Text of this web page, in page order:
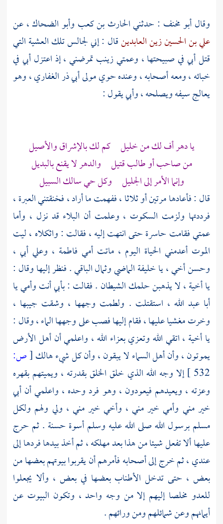
وقالأبو مخنف : حدثنيالحارث بن كعب وأبو الضحاك، عن
علي بن الحسين زين العابدينقال : إني لجالس تلك العشية التي
قتل أبي في صبيحتها ، وعمتيزينبتمرضني ، إذ اعتزل أبي في
خبائه ، ومعه أصحابه ، وعندهحوي مولى أبي ذر الغفاري، وهو
يعالج سيفه ويصلحه ، وأبي يقول :
يا دهر أف لك من خليل كم لك بالإشراق والأصيل
من صاحب أو طالب قتيل والدهر لا يقنع بالبديل
وإنما الأمر إلى الجليل وكل حي سالك السبيل
قال : فأعادها مرتين أو ثلاثا ، ففهمت ما أراد ، فخنقتني العبرة ،
فرددتها ولزمت السكوت ، وعلمت أن البلاء قد نزل ، وأما
عمتي فقامت حاسرة حتى انتهت إليه ، فقالت : واثكلاه ، ليت
الموت أعدمني الحياة اليوم ، ماتت أمي فاطمة ، وعلي أبي ،
وحسنأخي ، يا خليفة الماضي وثمال الباقي . فنظر إليها وقال :
يا أخية ، لا يذهبن حلمك الشيطان . فقالت : بأبي أنت وأمي يا
أبا عبد الله ، استقتلت . ولطمت وجهها ، وشقت جيبها ،
وخرت مغشيا عليها ، فقام إليها فصب على وجهها الماء ، وقال :
يا أخية ، اتقي الله وتعزي بعزاء الله ، واعلمي أن أهل الأرض
يموتون ، وأن أهل السماء لا يبقون ، وأن كل شيء هالك[ص:
532 ] إلا وجه الله الذي خلق الخلق بقدرته ، ويميتهم بقهره
وعزته ، ويعيدهم فيعودون ، وهو فرد وحده ، واعلمي أن أبي
خير مني وأمي خير مني ، وأخي خير مني ، ولي ولهم ولكل
مسلم برسول الله صلى الله عليه وسلم أسوة حسنة . ثم حرج
عليها ألا تفعل شيئا من هذا بعد مهلكه ، ثم أخذ بيدها فردها إلى
عندي ، ثم خرج إلى أصحابه فأمرهم أن يقربوا بيوتهم بعضها من
بعض ، حتى تدخل الأطناب بعضها في بعض ، وألا يجعلوا
للعدو مخلصا إليهم إلا من وجه واحد ، وتكون البيوت عن
أيمانهم وعن شمائلهم ومن ورائهم .